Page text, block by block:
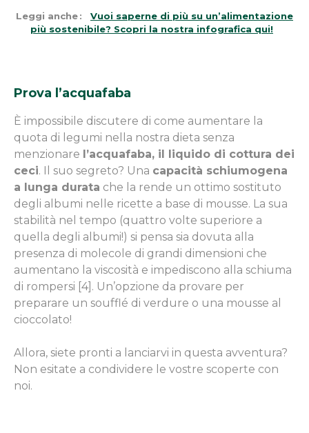
Leggi anche:
Vuoi saperne di più su un’alimentazione
più sostenibile? Scopri la nostra infografica qui!
Prova l’acquafaba
È impossibile discutere di come aumentare la
quota di legumi nella nostra dieta senza
menzionare l’acquafaba, il liquido di cottura dei
ceci. Il suo segreto? Una capacità schiumogena
a lunga durata che la rende un ottimo sostituto
degli albumi nelle ricette a base di mousse. La sua
stabilità nel tempo (quattro volte superiore a
quella degli albumi!) si pensa sia dovuta alla
presenza di molecole di grandi dimensioni che
aumentano la viscosità e impediscono alla schiuma
di rompersi [4]. Un’opzione da provare per
preparare un soufflé di verdure o una mousse al
cioccolato!
Allora, siete pronti a lanciarvi in ​​questa avventura?
Non esitate a condividere le vostre scoperte con
noi.